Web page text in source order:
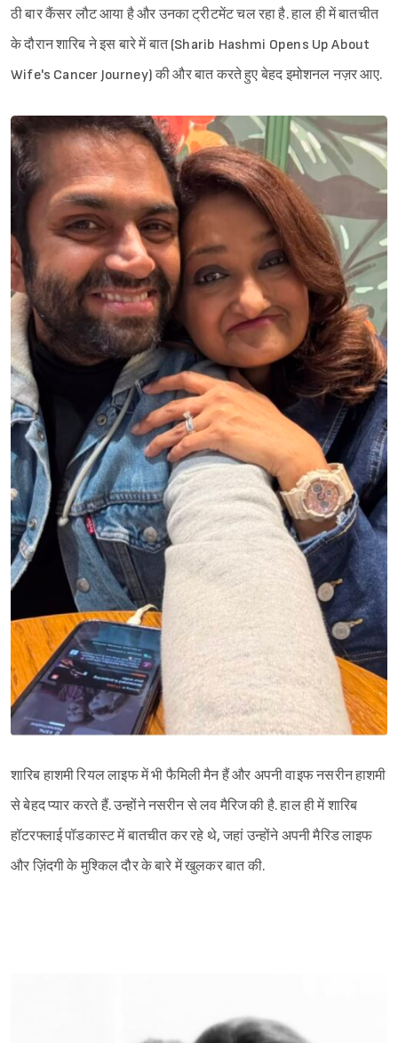
ठी बार कैंसर लौट आया है और उनका ट्रीटमेंट चल रहा है. हाल ही में बातचीत
के दौरान शारिब ने इस बारे में बात (Sharib Hashmi Opens Up About
Wife's Cancer Journey) की और बात करते हुए बेहद इमोशनल नज़र आए.
शारिब हाशमी रियल लाइफ में भी फैमिली मैन हैं और अपनी वाइफ नसरीन हाशमी
से बेहद प्यार करते हैं. उन्होंने नसरीन से लव मैरिज की है. हाल ही में शारिब
हॉटरफ्लाई पॉडकास्ट में बातचीत कर रहे थे, जहां उन्होंने अपनी मैरिड लाइफ
और ज़िंदगी के मुश्किल दौर के बारे में खुलकर बात की.